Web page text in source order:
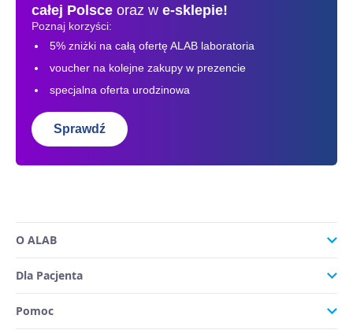
całej Polsce oraz w e-sklepie!
Poznaj korzyści:
5% zniżki na całą ofertę ALAB laboratoria
voucher na kolejne zakupy w prezencie
specjalna oferta urodzinowa
Sprawdź
O ALAB
Dla Pacjenta
Pomoc